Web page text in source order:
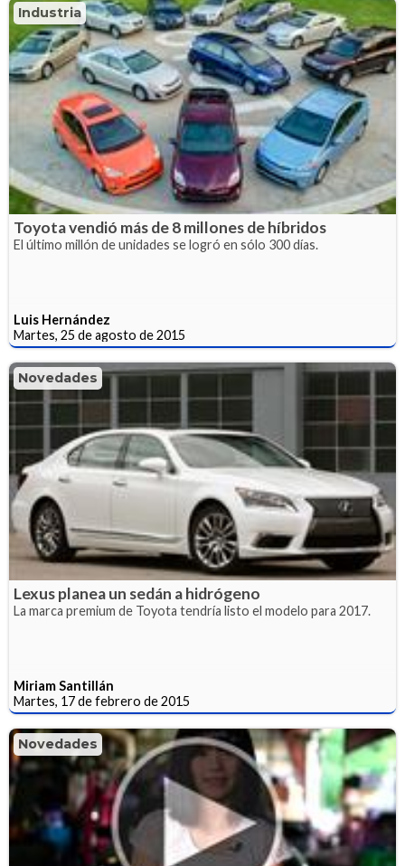
Industria
Toyota vendió más de 8 millones de híbridos
El último millón de unidades se logró en sólo 300 días.
Luis Hernández
Martes, 25 de agosto de 2015
Novedades
Lexus planea un sedán a hidrógeno
La marca premium de Toyota tendría listo el modelo para 2017.
Miriam Santillán
Martes, 17 de febrero de 2015
Novedades